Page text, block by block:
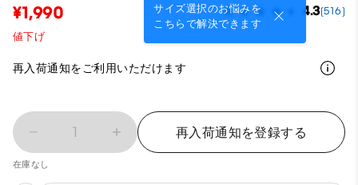
サイズ選択のお悩みを
こちらで解決できます
¥1,990 4.3(516)
値下げ
再入荷通知をご利用いただけます
1 再入荷通知を登録する
在庫なし